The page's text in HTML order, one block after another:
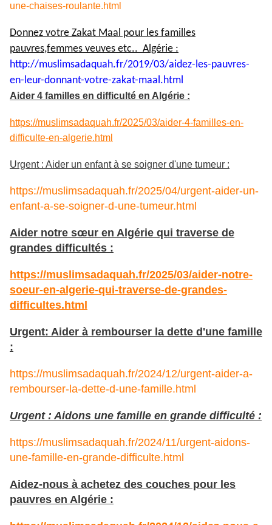
une-chaises-roulante.html
Donnez votre Zakat Maal pour les familles
pauvres,femmes veuves etc.. Algérie :
http://muslimsadaquah.fr/2019/03/aidez-les-pauvres-
en-leur-donnant-votre-zakat-maal.html
Aider 4 familles en difficulté en Algérie :
https://muslimsadaquah.fr/2025/03/aider-4-familles-en-
difficulte-en-algerie.html
Urgent : Aider un enfant à se soigner d'une tumeur :
https://muslimsadaquah.fr/2025/04/urgent-aider-un-
enfant-a-se-soigner-d-une-tumeur.html
Aider notre sœur en Algérie qui traverse de
grandes difficultés :
https://muslimsadaquah.fr/2025/03/aider-notre-
soeur-en-algerie-qui-traverse-de-grandes-
difficultes.html
Urgent: Aider à rembourser la dette d'une famille
:
https://muslimsadaquah.fr/2024/12/urgent-aider-a-
rembourser-la-dette-d-une-famille.html
Urgent : Aidons une famille en grande difficulté :
https://muslimsadaquah.fr/2024/11/urgent-aidons-
une-famille-en-grande-difficulte.html
Aidez-nous à achetez des couches pour les
pauvres en Algérie :